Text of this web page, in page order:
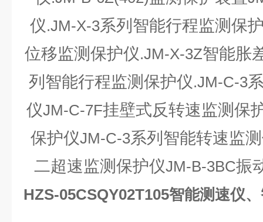
仪.JM-X-3系列智能行程监测保
位移监测保护仪.JM-X-3Z智能胀
列智能行程监测保护仪.JM-C-3
仪JM-C-7F挂壁式反转速监测保
保护仪JM-C-3系列智能转速监
二超速监测保护仪JM-B-3BC振
HZS-05CSQY02T105智能测速仪